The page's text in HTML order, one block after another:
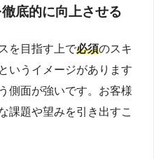
底的に向上させる
を目指す上で必須のスキ
いうイメージがあります
側面が強いです。お客様
課題や望みを引き出すこ